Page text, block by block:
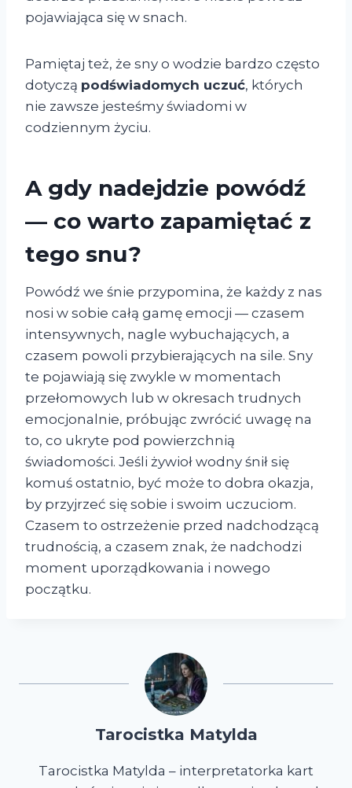
pojawiająca się w snach.
Pamiętaj też, że sny o wodzie bardzo często
dotyczą podświadomych uczuć, których
nie zawsze jesteśmy świadomi w
codziennym życiu.
A gdy nadejdzie powódź
— co warto zapamiętać z
tego snu?
Powódź we śnie przypomina, że każdy z nas
nosi w sobie całą gamę emocji — czasem
intensywnych, nagle wybuchających, a
czasem powoli przybierających na sile. Sny
te pojawiają się zwykle w momentach
przełomowych lub w okresach trudnych
emocjonalnie, próbując zwrócić uwagę na
to, co ukryte pod powierzchnią
świadomości. Jeśli żywioł wodny śnił się
komuś ostatnio, być może to dobra okazja,
by przyjrzeć się sobie i swoim uczuciom.
Czasem to ostrzeżenie przed nadchodzącą
trudnością, a czasem znak, że nadchodzi
moment uporządkowania i nowego
początku.
Tarocistka Matylda
Tarocistka Matylda – interpretatorka kart